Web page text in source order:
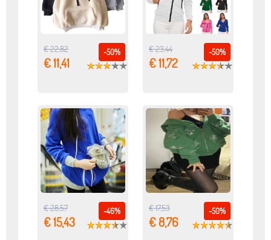
-50%
€ 22,82
€ 11,41
-50%
€ 23,44
€ 11,72
-46%
€ 28,57
€ 15,43
-50%
€ 17,53
€ 8,76